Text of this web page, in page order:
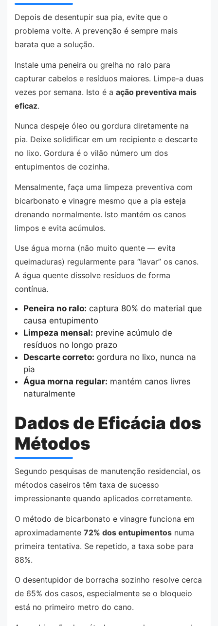
Depois de desentupir sua pia, evite que o
problema volte. A prevenção é sempre mais
barata que a solução.
Instale uma peneira ou grelha no ralo para
capturar cabelos e resíduos maiores. Limpe-a duas
vezes por semana. Isto é a ação preventiva mais
eficaz.
Nunca despeje óleo ou gordura diretamente na
pia. Deixe solidificar em um recipiente e descarte
no lixo. Gordura é o vilão número um dos
entupimentos de cozinha.
Mensalmente, faça uma limpeza preventiva com
bicarbonato e vinagre mesmo que a pia esteja
drenando normalmente. Isto mantém os canos
limpos e evita acúmulos.
Use água morna (não muito quente — evita
queimaduras) regularmente para “lavar” os canos.
A água quente dissolve resíduos de forma
contínua.
Peneira no ralo: captura 80% do material que
causa entupimento
Limpeza mensal: previne acúmulo de
resíduos no longo prazo
Descarte correto: gordura no lixo, nunca na
pia
Água morna regular: mantém canos livres
naturalmente
Dados de Eficácia dos
Métodos
Segundo pesquisas de manutenção residencial, os
métodos caseiros têm taxa de sucesso
impressionante quando aplicados corretamente.
O método de bicarbonato e vinagre funciona em
aproximadamente 72% dos entupimentos numa
primeira tentativa. Se repetido, a taxa sobe para
88%.
O desentupidor de borracha sozinho resolve cerca
de 65% dos casos, especialmente se o bloqueio
está no primeiro metro do cano.